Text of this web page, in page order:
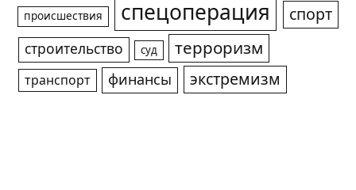
происшествия спецоперация спорт
строительство суд терроризм
транспорт финансы экстремизм